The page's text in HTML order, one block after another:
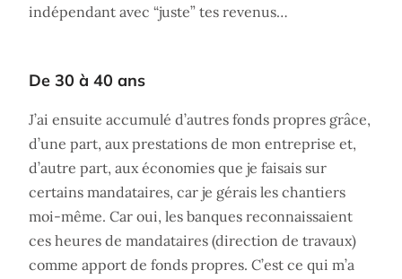
indépendant avec “juste” tes revenus…
De 30 à 40 ans
J’ai ensuite accumulé d’autres fonds propres grâce,
d’une part, aux prestations de mon entreprise et,
d’autre part, aux économies que je faisais sur
certains mandataires, car je gérais les chantiers
moi-même. Car oui, les banques reconnaissaient
ces heures de mandataires (direction de travaux)
comme apport de fonds propres. C’est ce qui m’a